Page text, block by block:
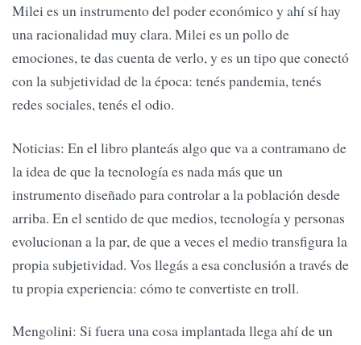
Milei es un instrumento del poder económico y ahí sí hay
una racionalidad muy clara. Milei es un pollo de
emociones, te das cuenta de verlo, y es un tipo que conectó
con la subjetividad de la época: tenés pandemia, tenés
redes sociales, tenés el odio.
Noticias: En el libro planteás algo que va a contramano de
la idea de que la tecnología es nada más que un
instrumento diseñado para controlar a la población desde
arriba. En el sentido de que medios, tecnología y personas
evolucionan a la par, de que a veces el medio transfigura la
propia subjetividad. Vos llegás a esa conclusión a través de
tu propia experiencia: cómo te convertiste en troll.
Mengolini: Si fuera una cosa implantada llega ahí de un